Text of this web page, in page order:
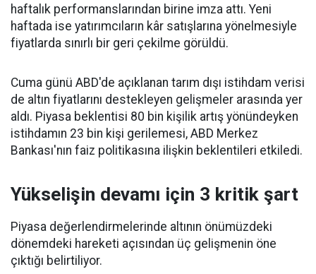
haftalık performanslarından birine imza attı. Yeni
haftada ise yatırımcıların kâr satışlarına yönelmesiyle
fiyatlarda sınırlı bir geri çekilme görüldü.
Cuma günü ABD'de açıklanan tarım dışı istihdam verisi
de altın fiyatlarını destekleyen gelişmeler arasında yer
aldı. Piyasa beklentisi 80 bin kişilik artış yönündeyken
istihdamın 23 bin kişi gerilemesi, ABD Merkez
Bankası'nın faiz politikasına ilişkin beklentileri etkiledi.
Yükselişin devamı için 3 kritik şart
Piyasa değerlendirmelerinde altının önümüzdeki
dönemdeki hareketi açısından üç gelişmenin öne
çıktığı belirtiliyor.